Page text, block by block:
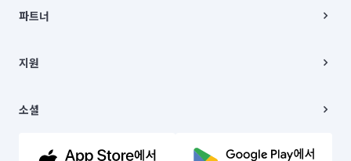
주소 | 본사: 서울특별시 종로구 율곡로 6(중학동, 트윈트리빌딩) B동 5층
컨택센터 : 서울특별시 종로구 수송동 율곡로 24, 7층, 8층 미소
상품, 상품정보, 거래에 관한 의무와 책임은 거래당사자에게 있습니다.
언론 보도 관련 문의:
© 유한회사 미소. Miso, Inc. All Rights Reserved.
채용
파트너
이사
지원
이용약관
문의하기
소셜
유튜브